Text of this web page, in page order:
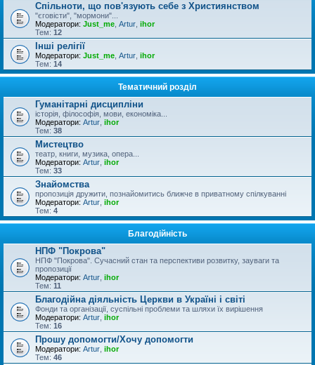
Спільноти, що пов'язують себе з Християнством
"єговісти", "мормони"...
Модератори: Just_me Artur ihor
Тем: 12
Інші релігії
Модератори: Just_me Artur ihor
Тем: 14
Тематичний розділ
Гуманітарні дисципліни
історія, філософія, мови, економіка...
Модератори: Artur ihor
Тем: 38
Мистецтво
театр, книги, музика, опера...
Модератори: Artur ihor
Тем: 33
Знайомства
пропозиція дружити, познайомитись ближче в приватному спілкуванні
Модератори: Artur ihor
Тем: 4
Благодійність
НПФ "Покрова"
НПФ "Покрова". Сучасний стан та перспективи розвитку, зауваги та
пропозиції
Модератори: Artur ihor
Тем: 11
Благодійна діяльність Церкви в Україні і світі
Фонди та організації, суспільні проблеми та шляхи їх вирішення
Модератори: Artur ihor
Тем: 16
Прошу допомогти/Хочу допомогти
Модератори: Artur ihor
Тем: 46